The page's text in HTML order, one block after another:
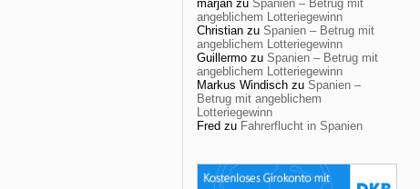
marjan zu Spanien – Betrug mit
angeblichem Lotteriegewinn
Christian zu Spanien – Betrug mit
angeblichem Lotteriegewinn
Guillermo zu Spanien – Betrug mit
angeblichem Lotteriegewinn
Markus Windisch zu Spanien –
Betrug mit angeblichem
Lotteriegewinn
Fred zu Fahrerflucht in Spanien